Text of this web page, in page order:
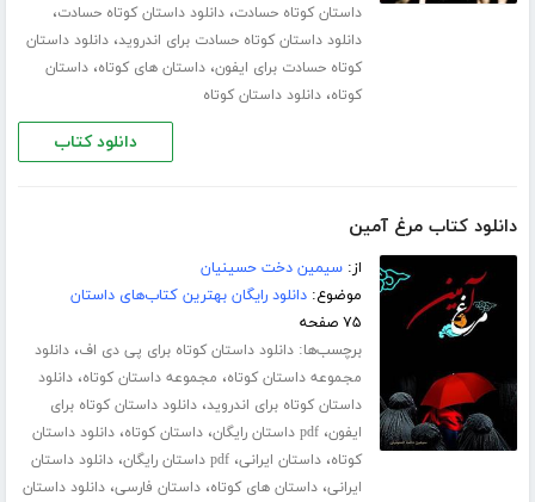
داستان کوتاه حسادت،دانلود داستان کوتاه حسادت،
دانلود داستان کوتاه حسادت برای اندروید،دانلود داستان
کوتاه حسادت برای ایفون،داستان های کوتاه،داستان
کوتاه،دانلود داستان کوتاه
دانلود کتاب
دانلود کتاب مرغ آمین
از:سیمین دخت حسینیان
موضوع:دانلود رایگان بهترین کتاب‌های داستان
۷۵ صفحه
برچسب‌ها:دانلود داستان کوتاه برای پی دی اف،دانلود
مجموعه داستان کوتاه، مجموعه داستان کوتاه،دانلود
داستان کوتاه برای اندروید،دانلود داستان کوتاه برای
ایفون،pdf داستان رایگان ،داستان کوتاه،دانلود داستان
کوتاه،داستان ایرانی،pdf داستان رایگان ،دانلود داستان
ایرانی،داستان های کوتاه،داستان فارسی،دانلود داستان